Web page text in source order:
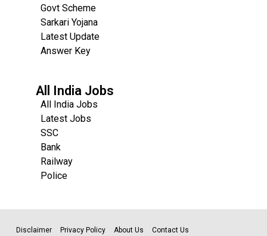
Govt Scheme
Sarkari Yojana
Latest Update
Answer Key
All India Jobs
All India Jobs
Latest Jobs
SSC
Bank
Railway
Police
Disclaimer Privacy Policy About Us Contact Us